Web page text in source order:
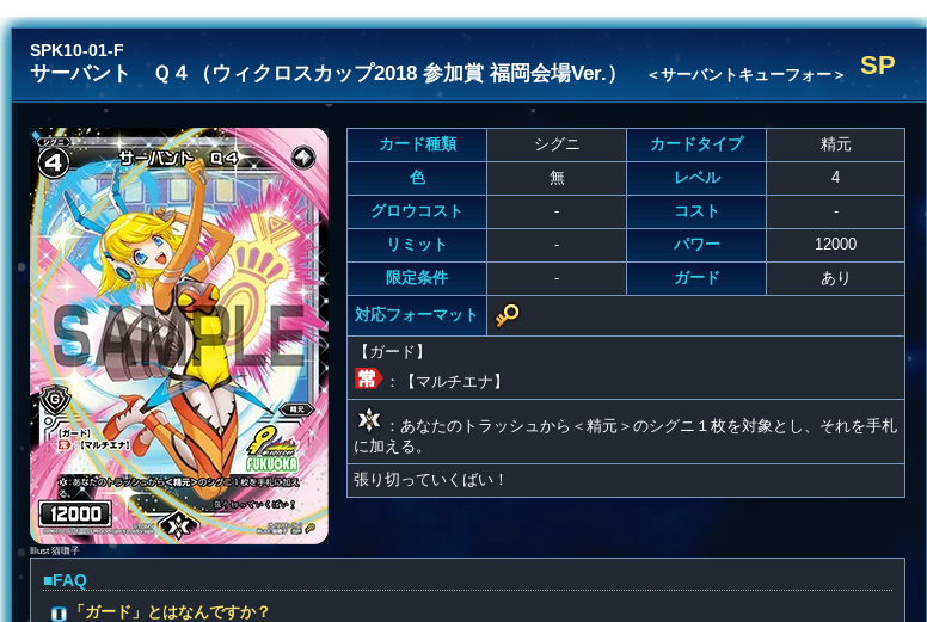
SPK10-01-F
サーバント Ｑ４（ウィクロスカップ2018 参加賞 福岡会場Ver.） ＜サーバントキューフォー＞ SP
Illust 猫囃子
カード種類 シグニ カードタイプ
精元
色
無 レベル
4
グロウコスト
- コスト
-
リミット
- パワー
12000
限定条件
- ガード あり
対応フォーマット
【ガード】
：【マルチエナ】
：あなたのトラッシュから＜精元＞のシグニ１枚を対象とし、それを手札
に加える。
張り切っていくばい！
■FAQ
「ガード」とはなんですか？